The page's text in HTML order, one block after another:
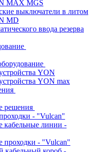
MAX MGS
выключатели в литом
MD
ввода резерва
YON
YON max
решения
- "Vulcan"
кабельные линии -
проходки - "Vulcan"